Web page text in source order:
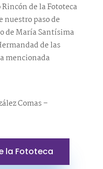
de la Fototeca
paso de
de María Santísima
de las
mencionada
Comas –
la Fototeca